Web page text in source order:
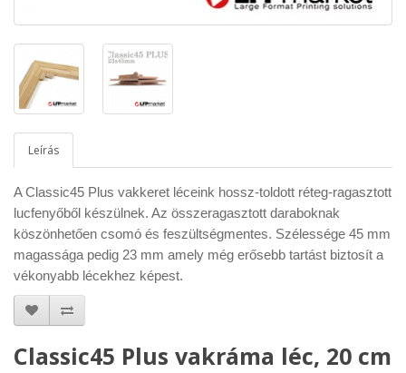
Leírás
A Classic45 Plus vakkeret léceink hossz-toldott réteg-ragasztott
lucfenyőből készülnek. Az összeragasztott daraboknak
köszönhetően csomó és feszültségmentes. Szélessége 45 mm
magassága pedig 23 mm amely még erősebb tartást biztosít a
vékonyabb lécekhez képest.
Classic45 Plus vakráma léc, 20 cm